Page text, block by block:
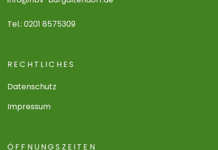
Tel.: 0201 8575309
RECHTLICHES
Datenschutz
Impressum
ÖFFNUNGSZEITEN